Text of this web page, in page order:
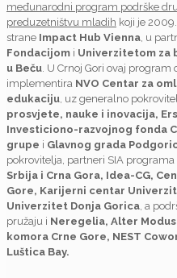
međunarodni program podrške
preduzetništvu mladih koji je
strane Impact Hub Vienna, u
Fondacijom i Univerzitetom za
u Beču. U Crnoj Gori ovaj program
implementira NVO Centar za
edukaciju, uz generalno
prosvjete, nauke i inovacija,
Investiciono-razvojnog fonda
grupe i Glavnog grada
pokrovitelja, partneri SIA programa
Srbija i Crna Gora, Idea-CG,
Gore, Karijerni centar
Univerzitet Donja Gorica, a
pružaju i Neregelia, Alter
komora Crne Gore, NEST
Luštica Bay.